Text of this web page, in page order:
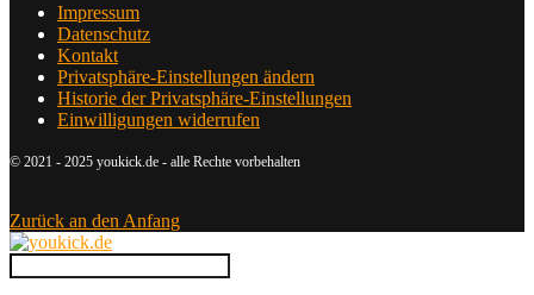
Impressum
Datenschutz
Kontakt
Privatsphäre-Einstellungen ändern
Historie der Privatsphäre-Einstellungen
Einwilligungen widerrufen
© 2021 - 2025 youkick.de - alle Rechte vorbehalten
Zurück an den Anfang